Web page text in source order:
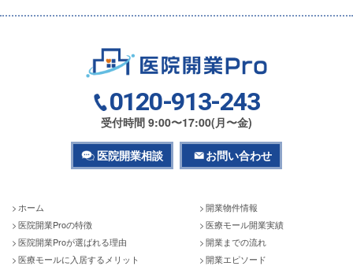
0120-913-243
受付時間 9:00〜17:00(月〜金)
医院開業相談 お問い合わせ
ホーム
医院開業Proの特徴
医院開業Proが選ばれる理由
医療モールに入居するメリット
開業物件情報
医療モール開業実績
開業までの流れ
開業エピソード